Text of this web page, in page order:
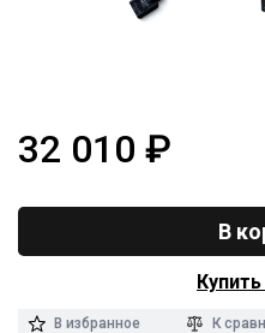
32 010 ₽
В
В избранное К